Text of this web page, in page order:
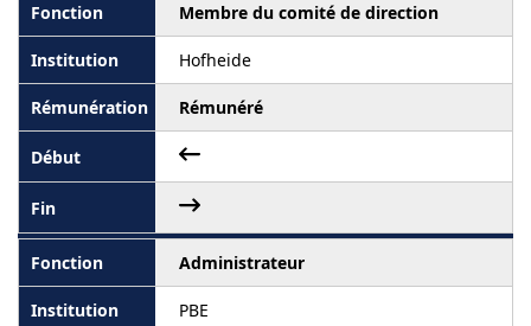
Membre du comité de direction
Hofheide
Rémunéré
Administrateur
PBE